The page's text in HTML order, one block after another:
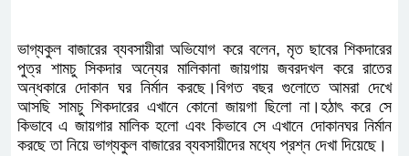
ভাগ্যকুল বাজারের ব্যবসায়ীরা অভিযোগ করে বলেন, মৃত ছাবের শিকদারের
পুত্র শামচু সিকদার অন্যের মালিকানা জায়গায় জবরদখল করে রাতের
অন্ধকারে দোকান ঘর নির্মান করছে।বিগত বছর গুলোতে আমরা দেখে
আসছি সামচু শিকদারের এখানে কোনো জায়গা ছিলো না।হঠাৎ করে সে
কিভাবে এ জায়গার মালিক হলো এবং কিভাবে সে এখানে দোকানঘর নির্মান
করছে তা নিয়ে ভাগ্যকুল বাজারের ব্যবসায়ীদের মধ্যে প্রশ্ন দেখা দিয়েছে।